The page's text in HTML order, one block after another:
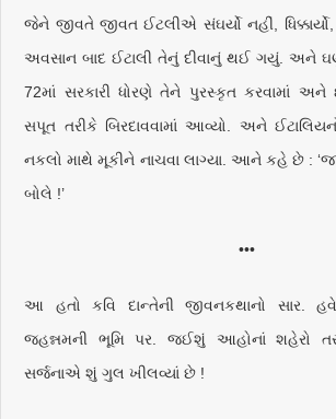
જેને જીવતે જીવત ઈટલીએ સંઘર્યો નહીં, ધિક્કાર્યો,
અવસાન બાદ ઈટાલી તેનું દીવાનું થઈ ગયું. અને
72માં સરકારી ધોરણે તેને પુરસ્કૃત કરવામાં અને
સપૂત તરીકે બિરદાવવામાં આવ્યો. અને ઈટાલિયનો
નકલો માથે મૂકીને નાચવા લાગ્યા. આને કહે છે :
બોલે !’
•••
આ હતો કવિ દાન્તેની જીવનકથાનો સાર.
જહન્નમની ભૂમિ પર. જઈશું આહોનાં શહેરો
સર્જનાએ શું ગુલ ખીલવ્યાં છે !